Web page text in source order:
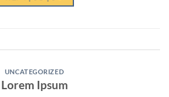
UNCATEGORIZED
Lorem Ipsum